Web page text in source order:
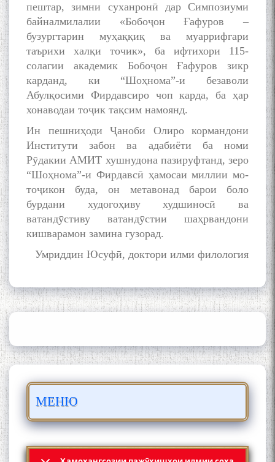
пештар, зимни суханронӣ дар Симпозиуми
байналмилалии «Бобоҷон Ғафуров –
бузургтарин муҳаққиқ ва муаррифгари
таърихи халқи точик», ба ифтихори 115-
солагии академик Бобоҷон Ғафуров зикр
карданд, ки “Шоҳнома”-и безаволи
Абулқосими Фирдавсиро чоп карда, ба ҳар
хонаводаи тоҷик тақсим намоянд.
Ин пешниҳоди Ҷаноби Олиро кормандони
Институти забон ва адабиёти ба номи
Рӯдакии АМИТ хушнудона пазируфтанд, зеро
“Шоҳнома”-и Фирдавсӣ ҳамосаи миллии мо-
тоҷикон буда, он метавонад барои боло
бурдани худогоҳиву худшиносӣ ва
ватандӯстиву ватандӯстии шаҳрвандони
кишварамон замина гузорад.
Умриддин Юсуфӣ, доктори илми филология
МЕНЮ
The Persian Gulf Beautiful
poetry from Устод Мумин
Қаноат (Ustod Mumin Qanoat)
and Master Mehryar
Mehrafarin about the conflict
of the name of the Persian
Gulf
Сайри Дарвоз бо Мӯъмин
Қаноат: Чанор ҳам "гап"
мезанад
ШАРҲИ МУЛОҚОТ БО АҲЛИ
АКАДЕМИЯИ МИЛЛИИ
ИЛМҲОИ ТОҶИКИСТОН
БО 4 000 000 СОМОНӢ
МӮЪМИН ҚАНОАТ СОХТА